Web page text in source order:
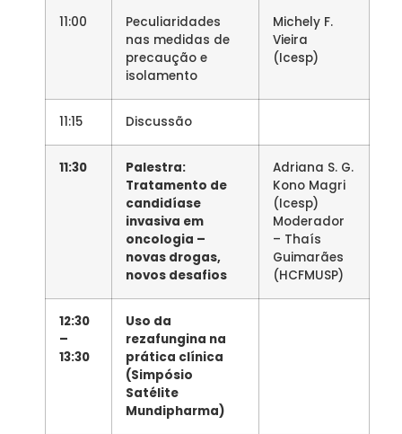
11:00
Peculiaridades
nas medidas de
precaução e
isolamento
Michely F.
Vieira
(Icesp)
11:15 Discussão
11:30
Palestra:
Tratamento de
candidíase
invasiva em
oncologia –
novas drogas,
novos desafios
Adriana S. G.
Kono Magri
(Icesp)
Moderador
– Thaís
Guimarães
(HCFMUSP)
12:30
–
13:30
Uso da
rezafungina na
prática clínica
(Simpósio
Satélite
Mundipharma)